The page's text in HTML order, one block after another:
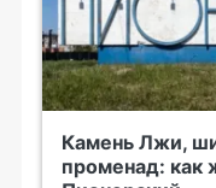
Камень Лжи,
променад: как